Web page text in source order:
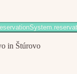
in Štúrovo